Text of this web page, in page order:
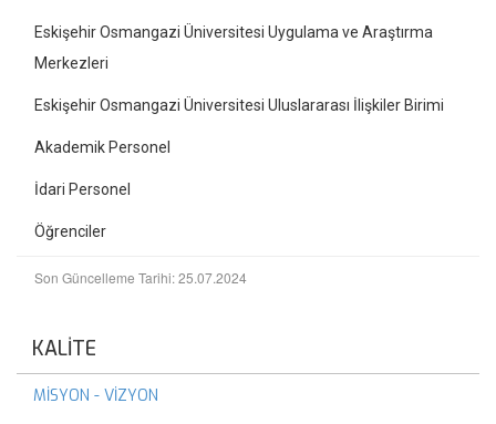
Eskişehir Osmangazi Üniversitesi Uygulama ve Araştırma
Merkezleri
Eskişehir Osmangazi Üniversitesi Uluslararası İlişkiler Birimi
Akademik Personel
İdari Personel
Öğrenciler
Son Güncelleme Tarihi: 25.07.2024
KALİTE
MİSYON - VİZYON